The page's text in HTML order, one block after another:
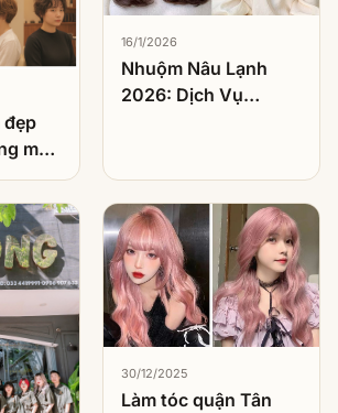
đẹp
mặt
16/1/2026
Nhuộm Nâu Lạnh
2026: Dịch Vụ
Nhất
30/12/2025
Làm tóc quận Tân